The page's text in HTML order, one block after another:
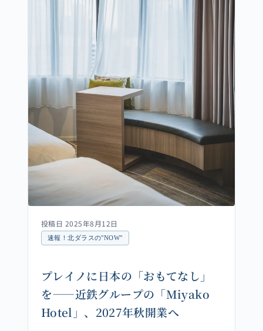
投稿日 2025年8月12日
速報！北ダラスの"NOW"
プレイノに日本の「おもてなし」
を――近鉄グループの「Miyako
Hotel」、2027年秋開業へ